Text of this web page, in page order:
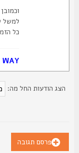
וכמובן
למשל
כל הזמן,
WAY
הודעות החל מה:
פרסם תגובה